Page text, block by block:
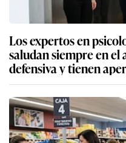
Los expertos en
saludan siempre en el
defensiva y tienen